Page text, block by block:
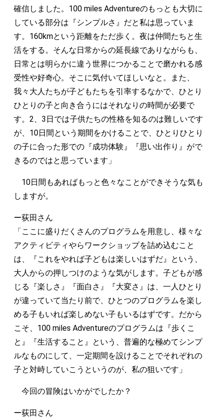
確信しました。100 miles Adventureのもっとも大切に
している部分は『シンプルさ』だと私は思っていま
す。160kmという距離をただ歩く。夜は仲間たちと生
活をする。そんな日常からの延長線でありながらも、
日常とは明らかに違う世界につかることで磨かれる感
受性や好奇心。そこに気付いてほしいなと。また、
我々大人たちが子どもたちを引率するなかで、ひとり
ひとりの子と向き合うにはそれなりの時間が必要で
す。2、3日では子供たちの性格を知るのは難しいです
が、10日間という期間をかけることで、ひとりひとり
の子に合った形での『成功体験』『思い出作り』がで
きるのではと思っています」
10日間もあればもっと色々なことができそうな気も
しますが。
ー荻田さん
「ここに盛りだくさんのプログラムを用意し、様々な
アクティビティやらワークショップを詰め込むこと
は、『これをやれば子どもは楽しいはずだ』という、
大人からの押しつけのような気がします。子どもが感
じる『楽しさ』『面白さ』『大変さ』は、一人ひとり
が違っていて当たり前で、ひとつのプログラムを楽し
める子もいれば楽しめない子もいるはずです。だから
こそ、100 miles Adventureのプログラムは『歩くこ
と』『生活すること』という、普遍的な極めてシンプ
ルなものにして、一定期間を設けることでそれぞれの
子と対峙していこうというのが、私の狙いです」
今回の冒険はいかがでしたか？
ー荻田さん